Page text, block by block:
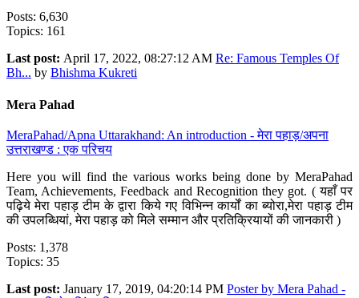
Posts: 6,630
Topics: 161
Last post: April 17, 2022, 08:27:12 AM Re: Famous Temples Of
Bh... by Bhishma Kukreti
Mera Pahad
MeraPahad/Apna Uttarakhand: An introduction - मेरा पहाड़/अपना
उत्तराखण्ड : एक परिचय
Here you will find the various works being done by MeraPahad
Team, Achievements, Feedback and Recognition they got. ( यहाँ पर
पढ़िये मेरा पहाड़ टीम के द्वारा किये गए विभिन्न कार्यों का ब्योरा,मेरा पहाड़ टीम
की उपलब्धियां, मेरा पहाड़ को मिले सम्मान और प्रतिक्रियायों की जानकारी )
Posts: 1,378
Topics: 35
Last post: January 17, 2019, 04:20:14 PM Poster by Mera Pahad -